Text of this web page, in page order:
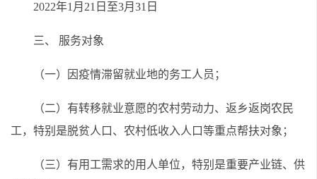
2022年1月21日至3月31日
三、 服务对象
（一）因疫情滞留就业地的务工人员；
（二）有转移就业意愿的农村劳动力、返乡返岗农民
工，特别是脱贫人口、农村低收入人口等重点帮扶对象；
（三）有用工需求的用人单位，特别是重要产业链、供